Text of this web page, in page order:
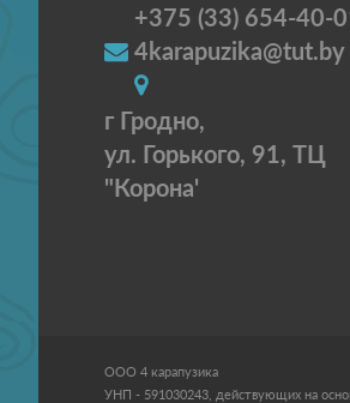
+375 (33) 654-40-
4karapuzika@tut.by
г Гродно,
ул. Горького, 91, ТЦ
"Корона'
ООО 4 карапузика
УНП - 591030243, действующих на